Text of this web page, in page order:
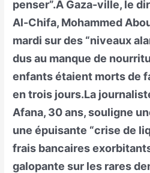
penser”.A Gaza-ville, le
Al-Chifa, Mohammed
mardi sur des “niveaux
dus au manque de
enfants étaient morts de
en trois jours.La
Afana, 30 ans, souligne
une épuisante “crise de
frais bancaires
galopante sur les rares